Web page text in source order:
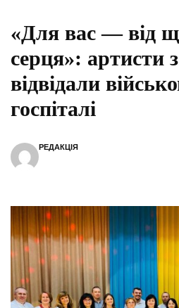
«Для вас — від
серця»: артисти
відвідали
госпіталі
РЕДАКЦІЯ